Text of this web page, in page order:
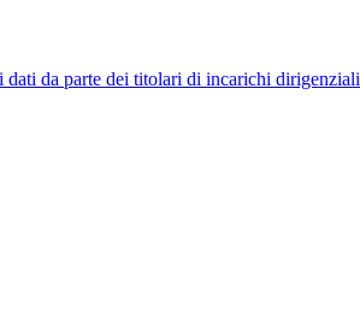
dati da parte dei titolari di incarichi dirigenziali